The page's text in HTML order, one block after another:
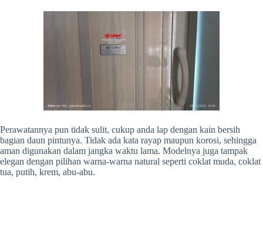
Perawatannya pun tidak sulit, cukup anda lap dengan kain bersih
bagian daun pintunya. Tidak ada kata rayap maupun korosi, sehingga
aman digunakan dalam jangka waktu lama. Modelnya juga tampak
elegan dengan pilihan warna-warna natural seperti coklat muda, coklat
tua, putih, krem, abu-abu.